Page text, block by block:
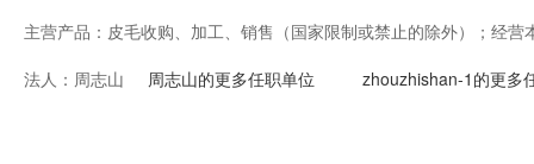
主营产品： 皮毛收购、加工、销售（国家限制或禁止的除外）；经
家限制或禁止进出口的货物技术除外）。（涉及许可经
法人： 周志山 周志山的更多任职单位 zhouzhishan-1的更多